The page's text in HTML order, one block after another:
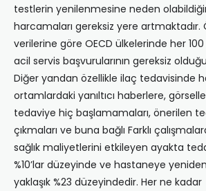
testlerin yenilenmesine neden
harcamaları gereksiz yere artmaktadır.
verilerine göre OECD ülkelerinde her 100
acil servis başvurularının gereksiz
Diğer yandan özellikle ilaç tedavisinde
ortamlardaki yanıltıcı haberlere,
tedaviye hiç başlamamaları, önerilen
çıkmaları ve buna bağlı Farklı
sağlık maliyetlerini etkileyen ayakta
%10’lar düzeyinde ve hastaneye
yaklaşık %23 düzeyindedir. Her ne kadar